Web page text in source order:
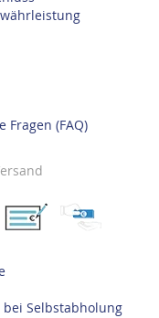
Fragen (FAQ)
bei Selbstabholung